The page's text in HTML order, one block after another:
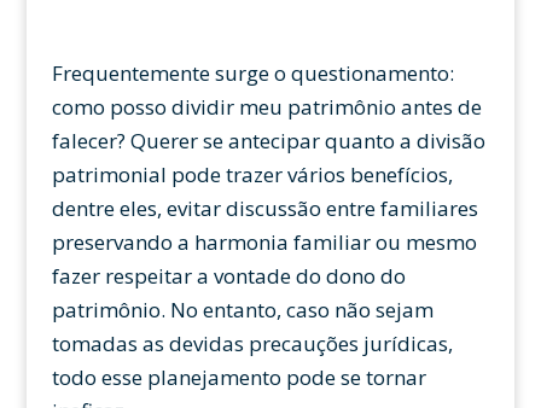
Frequentemente surge o questionamento:
como posso dividir meu patrimônio antes de
falecer? Querer se antecipar quanto a divisão
patrimonial pode trazer vários benefícios,
dentre eles, evitar discussão entre familiares
preservando a harmonia familiar ou mesmo
fazer respeitar a vontade do dono do
patrimônio. No entanto, caso não sejam
tomadas as devidas precauções jurídicas,
todo esse planejamento pode se tornar